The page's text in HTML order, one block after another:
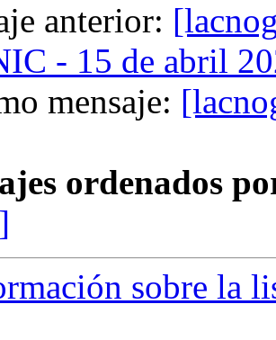
anterior:
- 15 de abril
mensaje:
ordenados
sobre la